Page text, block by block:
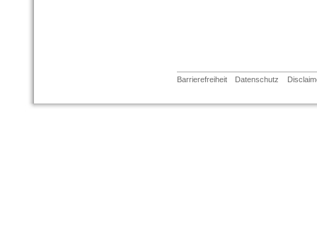
Barrierefreiheit Datenschutz